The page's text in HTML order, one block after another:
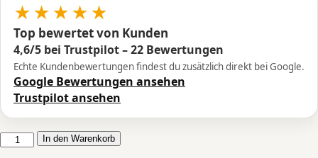
★★★★★
Top bewertet von Kunden
4,6/5 bei Trustpilot – 22 Bewertungen
Echte Kundenbewertungen findest du zusätzlich direkt bei Google.
Google Bewertungen ansehen
Trustpilot ansehen
CATE
In den Warenkorb